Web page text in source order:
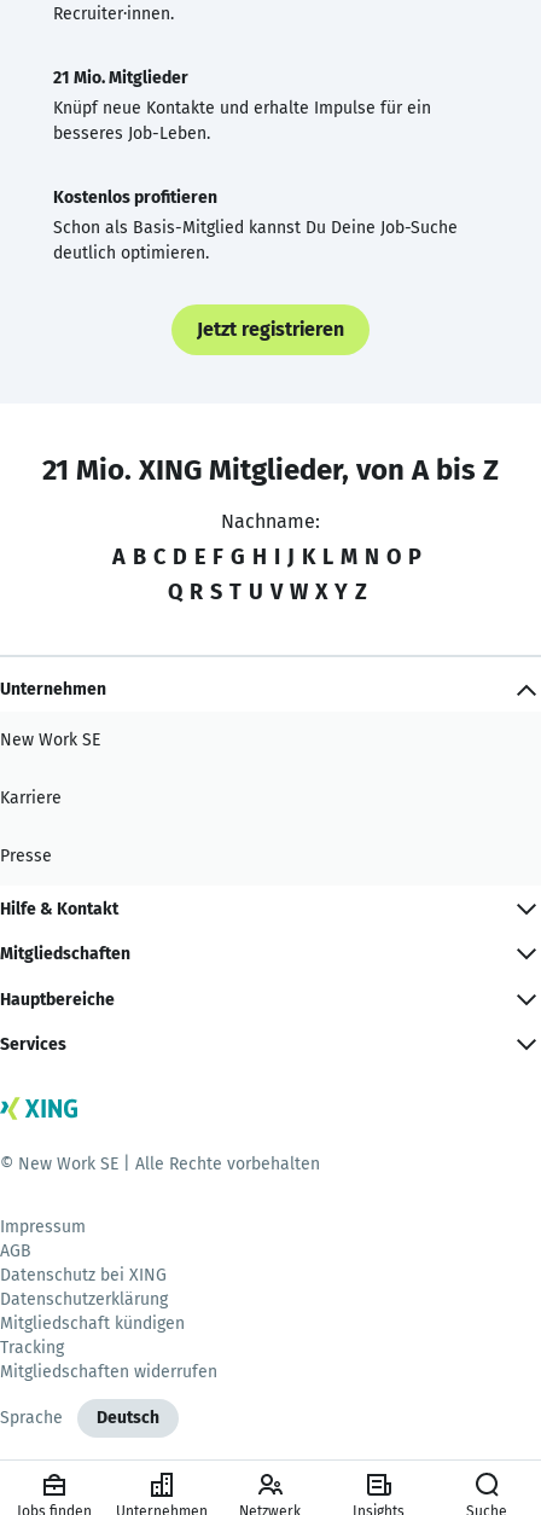
Recruiter·innen.
21 Mio. Mitglieder
Knüpf neue Kontakte und erhalte Impulse für ein
besseres Job-Leben.
Kostenlos profitieren
Schon als Basis-Mitglied kannst Du Deine Job-Suche
deutlich optimieren.
Jetzt registrieren
21 Mio. XING Mitglieder, von A bis Z
Nachname:
A B C D E F G H I J K L M N O P
Q R S T U V W X Y Z
Unternehmen
New Work SE
Karriere
Presse
Hilfe & Kontakt
Mitgliedschaften
Hauptbereiche
Services
© New Work SE | Alle Rechte vorbehalten
Impressum
AGB
Datenschutz bei XING
Datenschutzerklärung
Mitgliedschaft kündigen
Tracking
Mitgliedschaften widerrufen
Sprache Deutsch
Jobs finden Unternehmen Netzwerk Insights Suche